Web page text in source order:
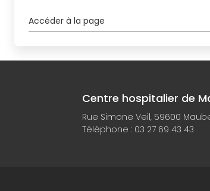
Accéder à la page
Centre hospitalier de
Rue Simone Veil, 59600
Téléphone : 03 27 69 43 43